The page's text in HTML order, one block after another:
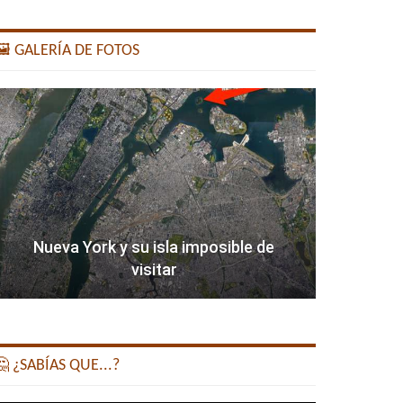
GALERÍA DE FOTOS
Nueva York y su isla imposible de
visitar
¿SABÍAS QUE...?